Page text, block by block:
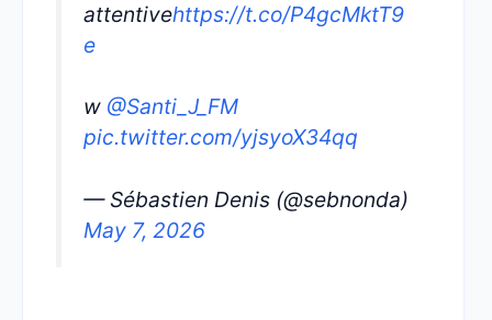
attentivehttps://t.co/P4gcMktT9
e
w @Santi_J_FM
pic.twitter.com/yjsyoX34qq
— Sébastien Denis (@sebnonda)
May 7, 2026